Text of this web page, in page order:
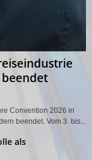
Convention 2026 in
beendet. Vom 3. bis...
als